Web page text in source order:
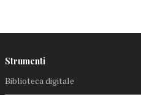
Strumenti
Biblioteca digitale